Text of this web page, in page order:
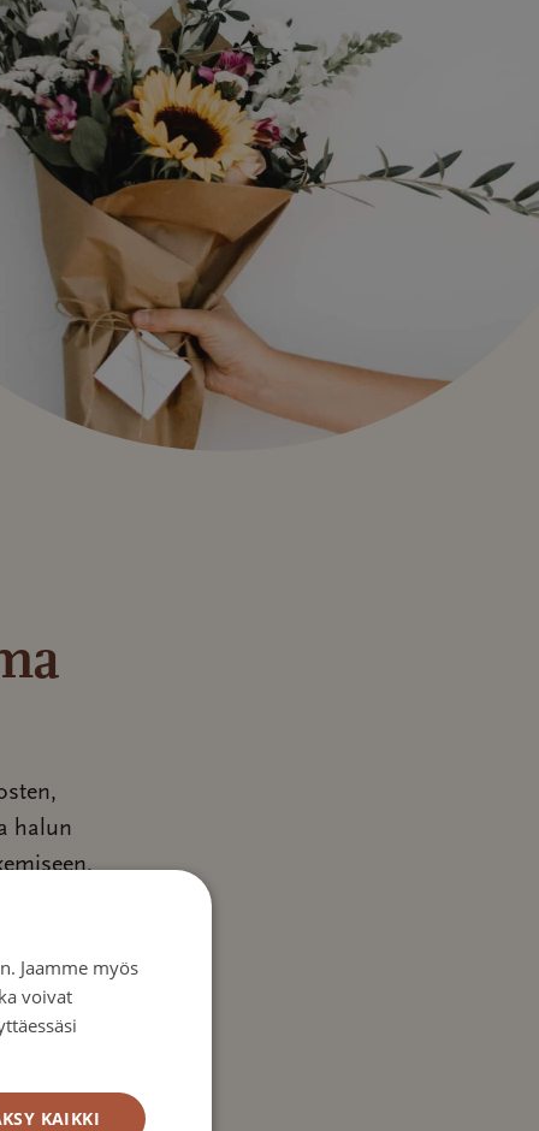
halun
Jaamme myös
voivat
KAIKKI